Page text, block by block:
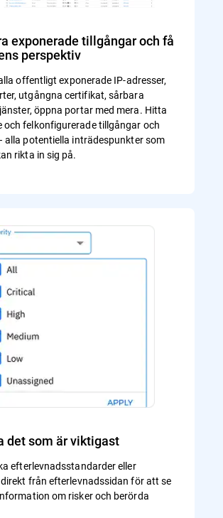
exponerade tillgångar och få
perspektiv
offentligt exponerade IP-adresser,
utgångna certifikat, sårbara
öppna portar med mera. Hitta
och felkonfigurerade tillgångar och
alla potentiella inträdespunkter som
rikta in sig på.
det som är viktigast
efterlevnadsstandarder eller
från efterlevnadssidan för att se
om risker och berörda